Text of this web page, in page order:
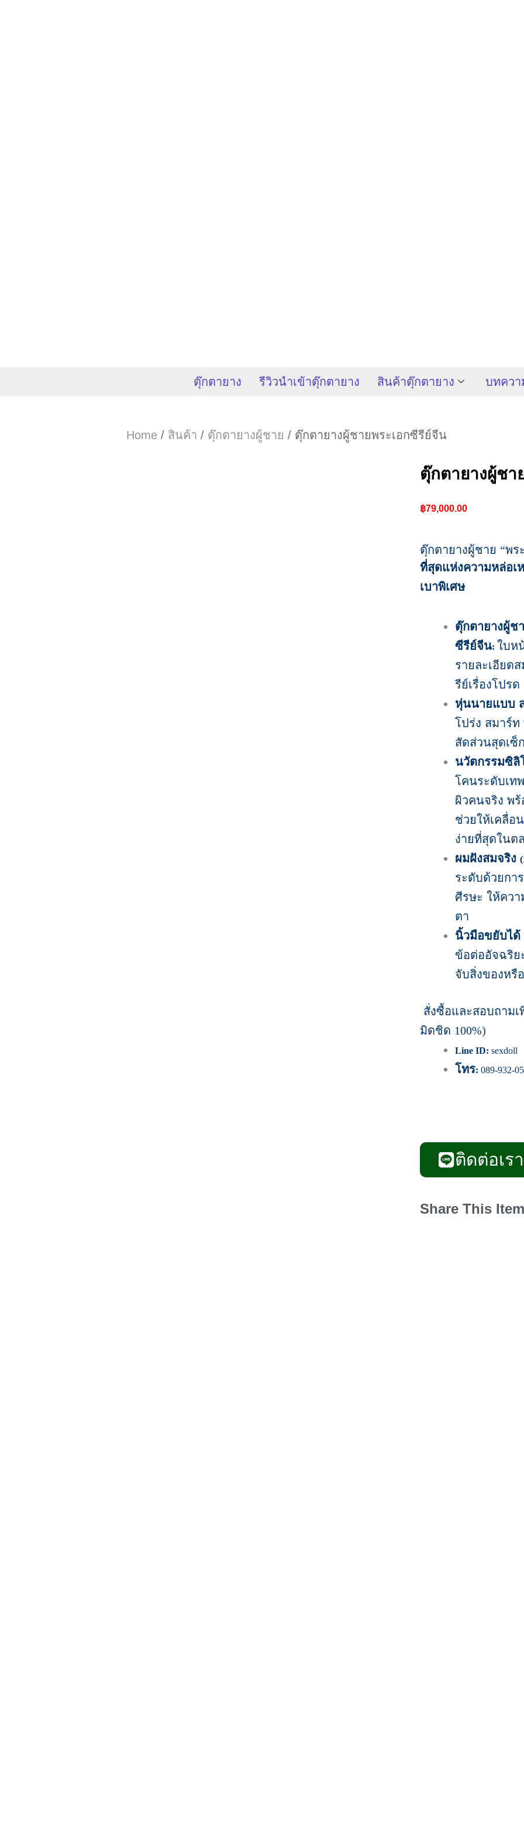
ตุ๊กตายาง รีวิวนำเข้าตุ๊กตายาง สินค้าตุ๊กตายาง บทควา
Home / สินค้า / ตุ๊กตายางผู้ชาย / ตุ๊กตายางผู้ชายพระเอกซีรีย์จีน
ตุ๊กตายางผู้ชา
฿79,000.00
ตุ๊กตายางผู้ชาย “พร
ที่สุดแห่งความหล่อเ
เบาพิเศษ
ตุ๊กตายางผู้ช
ซีรีย์จีน: ใบห
รายละเอียด
รีย์เรื่องโปรด
หุ่นนายแบบ
โปร่ง สมาร์
สัดส่วนสุดเซ็
นวัตกรรมซิลิ
โคนระดับเท
ผิวคนจริง พ
ช่วยให้เคลื่อ
ง่ายที่สุดในต
ผมฝังสมจริง
ระดับด้วยกา
ศีรษะ ให้คว
ตา
นิ้วมือขยับได้
ข้อต่ออัจฉริย
จับสิ่งของหรื
สั่งซื้อและสอบถามเ
มิดชิด 100%)
Line ID: sexdoll
โทร: 089-932-
ติดต่อเรา
Share This